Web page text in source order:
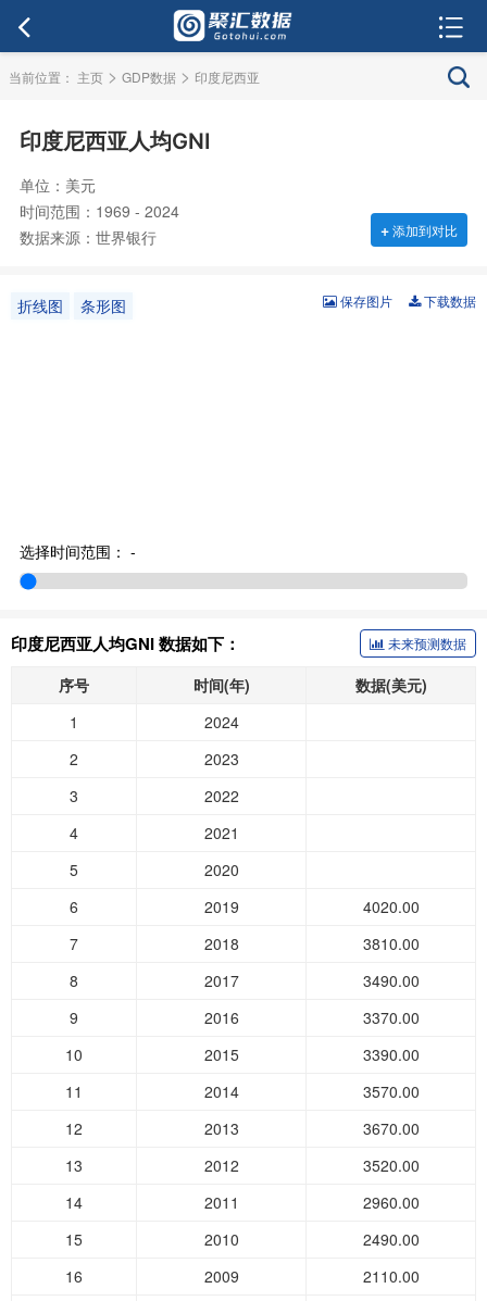
当前位置： 主页 > GDP数据 > 印度尼西亚
印度尼西亚人均GNI
单位：美元
时间范围：1969 - 2024
数据来源：世界银行
+添加到对比
折线图 条形图 下载数据
保存图片
选择时间范围： -
印度尼西亚人均GNI 数据如下： 未来预测数据
序号 时间(年)
数据(美元)
1
2024
2
2023
3
2022
4
2021
5
2020
6
2019
4020.00
7
2018
3810.00
8
2017
3490.00
9
2016
3370.00
10
2015
3390.00
11
2014
3570.00
12
2013
3670.00
13
2012
3520.00
14
2011
2960.00
15
2010
2490.00
16
2009
2110.00